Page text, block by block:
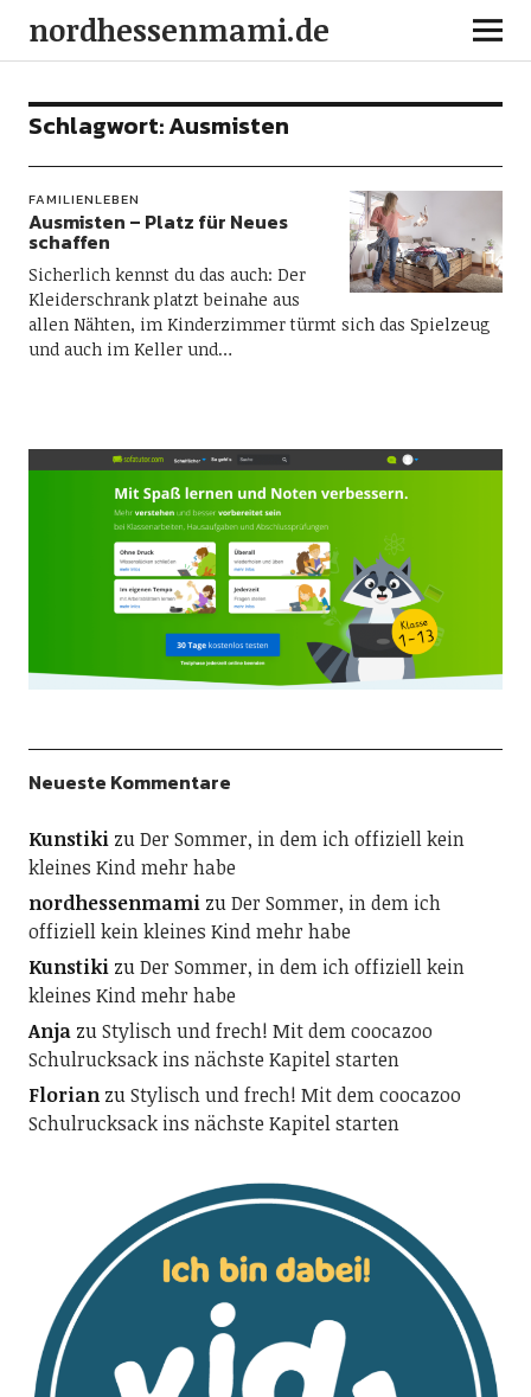
nordhessenmami.de
Schlagwort:Ausmisten
FAMILIENLEBEN
Ausmisten – Platz für Neues
schaffen
Sicherlich kennst du das auch: Der
Kleiderschrank platzt beinahe aus
allen Nähten, im Kinderzimmer türmt sich das Spielzeug
und auch im Keller und…
Neueste Kommentare
KunstikizuDer Sommer, in dem ich offiziell kein
kleines Kind mehr habe
nordhessenmamizuDer Sommer, in dem ich
offiziell kein kleines Kind mehr habe
KunstikizuDer Sommer, in dem ich offiziell kein
kleines Kind mehr habe
AnjazuStylisch und frech! Mit dem coocazoo
Schulrucksack ins nächste Kapitel starten
FlorianzuStylisch und frech! Mit dem coocazoo
Schulrucksack ins nächste Kapitel starten